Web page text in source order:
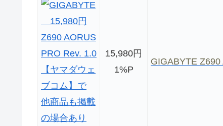
15,980円
1%P
GIGABYTE